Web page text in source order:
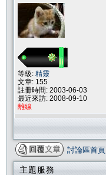
等級: 精靈
文章: 155
註冊時間: 2003-06-03
最近來訪: 2008-09-10
離線
討論區首頁
主題服務